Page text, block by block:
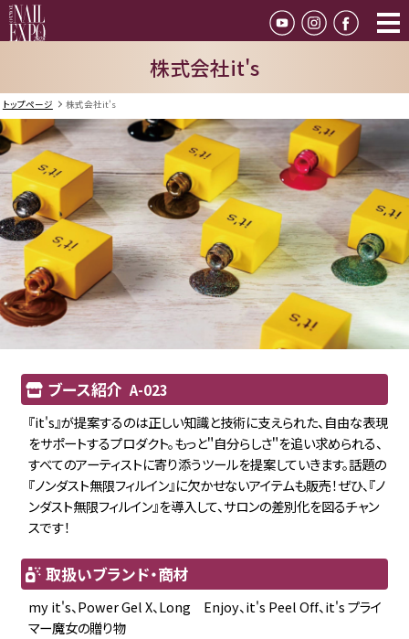
株式会社it's
トップページ 株式会社it's
ブース紹介 A-023
『it's』が提案するのは正しい知識と技術に支えられた、自由な表現
をサポートするプロダクト。もっと＂自分らしさ＂を追い求められる、
すべてのアーティストに寄り添うツールを提案していきます。話題の
『ノンダスト無限フィルイン』に欠かせないアイテムも販売！ぜひ、『ノ
ンダスト無限フィルイン』を導入して、サロンの差別化を図るチャン
スです！
取扱いブランド・商材
my it's、Power Gel X、Long Enjoy、it's Peel Off、it's プライ
マー魔女の贈り物